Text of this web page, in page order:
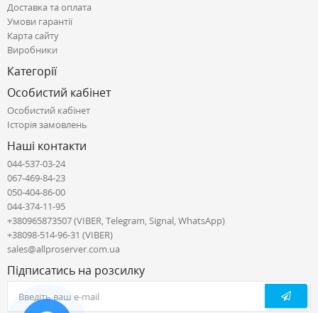
Доставка та оплата
Умови гарантії
Карта сайту
Виробники
Категорії
Особистий кабінет
Особистий кабінет
Історія замовлень
Наші контакти
044-537-03-24
067-469-84-23
050-404-86-00
044-374-11-95
+380965873507 (VIBER, Telegram, Signal, WhatsApp)
+38098-514-96-31 (VIBER)
sales@allproserver.com.ua
Підписатись на розсилку